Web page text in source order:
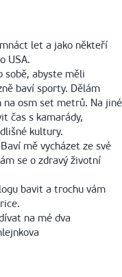
let a jako někteří
USA.
sobě, abyste měli
baví sporty. Dělám
osm set metrů. Na jiné
čas s kamarády,
kultury.
mě vycházet ze své
se o zdravý životní
bavit a trochu vám
na mé dva